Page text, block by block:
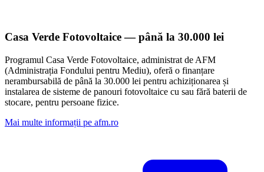
Casa Verde Fotovoltaice — până la 30.000 lei
Programul Casa Verde Fotovoltaice, administrat de AFM
(Administrația Fondului pentru Mediu), oferă o finanțare
nerambursabilă de până la 30.000 lei pentru achiziționarea și
instalarea de sisteme de panouri fotovoltaice cu sau fără baterii de
stocare, pentru persoane fizice.
Mai multe informații pe afm.ro